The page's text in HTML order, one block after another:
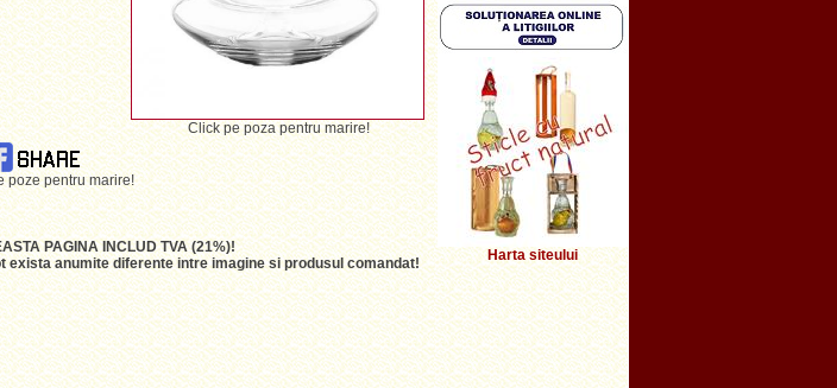
Click pe poza pentru marire!
poze pentru marire!
PAGINA INCLUD TVA (21%)!
anumite diferente intre imagine si produsul comandat!
Harta siteului